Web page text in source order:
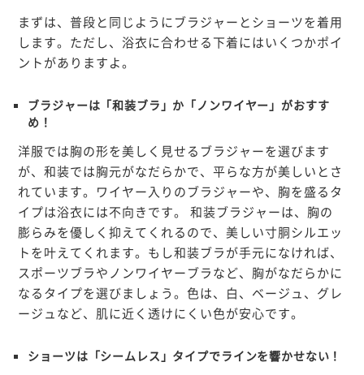
まずは、普段と同じようにブラジャーとショーツを着用
します。ただし、浴衣に合わせる下着にはいくつかポイ
ントがありますよ。
ブラジャーは「和装ブラ」か「ノンワイヤー」がおすす
め！
洋服では胸の形を美しく見せるブラジャーを選びます
が、和装では胸元がなだらかで、平らな方が美しい とさ
れています。ワイヤー入りのブラジャーや、胸を盛るタ
イプは浴衣には不向きです。和装ブラジャーは、胸の
膨らみを優しく抑えてくれるので、美しい寸胴シルエッ
トを叶えてくれます。もし和装ブラが手元になければ、
スポーツブラやノンワイヤーブラなど、胸がなだらかに
なるタイプを選びましょう。色は、 白、ベージュ、グレ
ージュなど、肌に近く透けにくい色が安心です。
ショーツは「シームレス」タイプでラインを響かせない！